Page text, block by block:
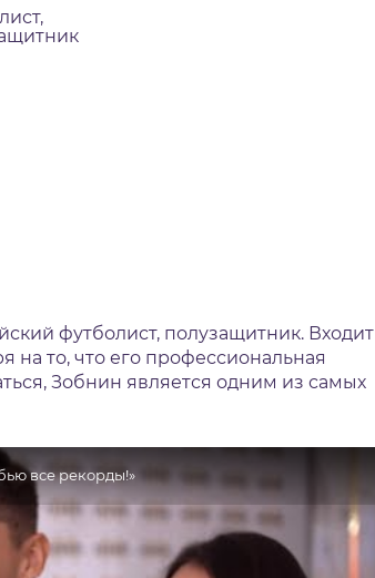
футболист, полузащитник. Входит
на то, что его профессиональная
Зобнин является одним из самых
все рекорды!»